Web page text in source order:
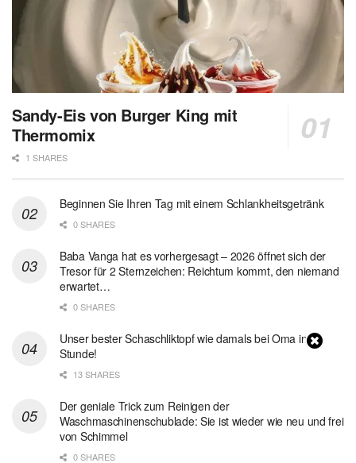
Sandy-Eis von Burger King mit
Thermomix
1 SHARES
Beginnen Sie Ihren Tag mit einem Schlankheitsgetränk
0 SHARES
Baba Vanga hat es vorhergesagt – 2026 öffnet sich der
Tresor für 2 Sternzeichen: Reichtum kommt, den niemand
erwartet…
0 SHARES
Unser bester Schaschliktopf wie damals bei Oma in 1
Stunde!
13 SHARES
Der geniale Trick zum Reinigen der
Waschmaschinenschublade: Sie ist wieder wie neu und frei
von Schimmel
0 SHARES